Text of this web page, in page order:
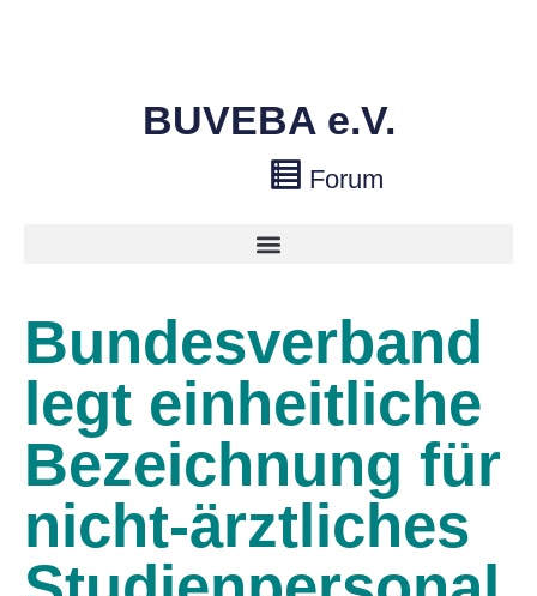
BUVEBA e.V.
Forum
Bundesverband
legt einheitliche
Bezeichnung für
nicht-ärztliches